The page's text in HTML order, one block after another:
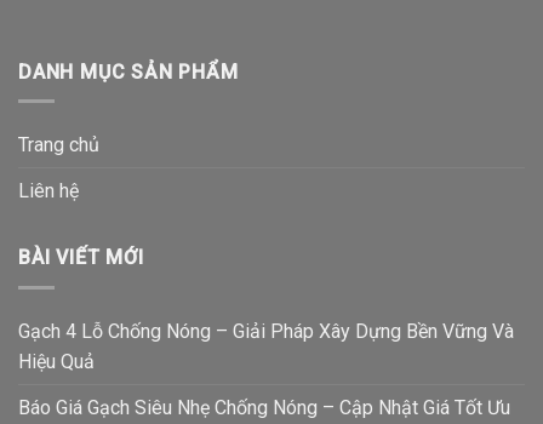
DANH MỤC SẢN PHẨM
Trang chủ
Liên hệ
BÀI VIẾT MỚI
Gạch 4 Lỗ Chống Nóng – Giải Pháp Xây Dựng Bền Vững Và
Hiệu Quả
Báo Giá Gạch Siêu Nhẹ Chống Nóng – Cập Nhật Giá Tốt Ưu